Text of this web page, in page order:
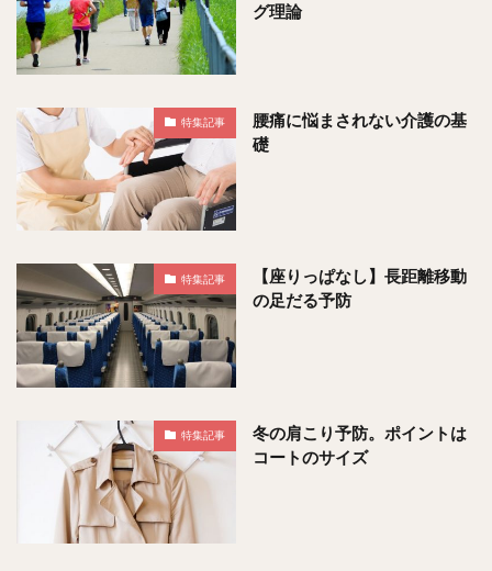
グ理論
特集記事
腰痛に悩まされない介護の基
礎
特集記事
【座りっぱなし】長距離移動
の足だる予防
特集記事
冬の肩こり予防。ポイントは
コートのサイズ